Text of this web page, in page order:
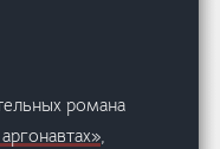
романа
,